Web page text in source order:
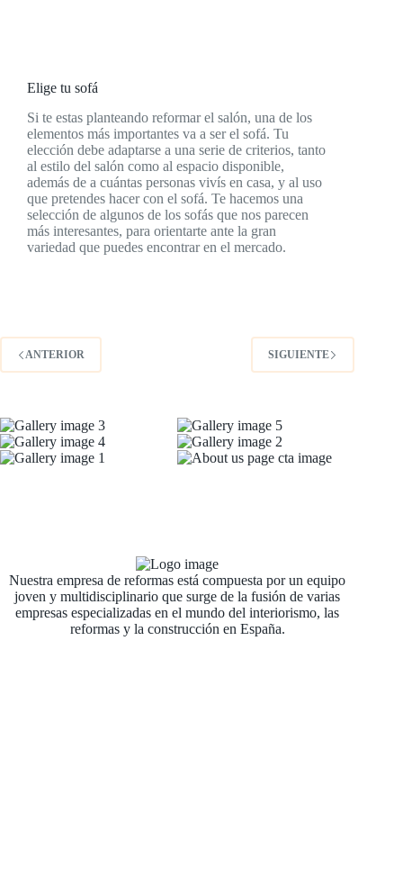
Elige tu sofá
Si te estas planteando reformar el salón, una de los
elementos más importantes va a ser el sofá. Tu
elección debe adaptarse a una serie de criterios, tanto
al estilo del salón como al espacio disponible,
además de a cuántas personas vivís en casa, y al uso
que pretendes hacer con el sofá. Te hacemos una
selección de algunos de los sofás que nos parecen
más interesantes, para orientarte ante la gran
variedad que puedes encontrar en el mercado.
ANTERIOR SIGUIENTE
Nuestra empresa de reformas está compuesta por un equipo
joven y multidisciplinario que surge de la fusión de varias
empresas especializadas en el mundo del interiorismo, las
reformas y la construcción en España.